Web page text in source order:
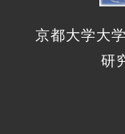
京都大学大
研